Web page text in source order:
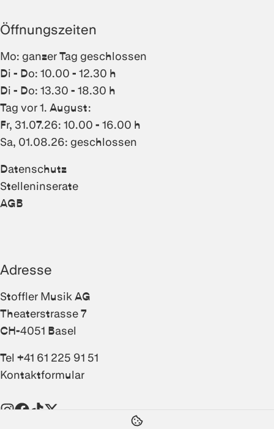
Öffnungszeiten
Mo: ganzer Tag geschlossen
Di - Do: 10.00 - 12.30 h
Di - Do: 13.30 - 18.30 h
Tag vor 1. August:
Fr, 31.07.26: 10.00 - 16.00 h
Sa, 01.08.26: geschlossen
Datenschutz
Stelleninserate
AGB
Adresse
Stoffler Musik AG
Theaterstrasse 7
CH-4051 Basel
Tel +41 61 225 91 51
Kontaktformular
Instagram
Facebook
TikTokTwitter